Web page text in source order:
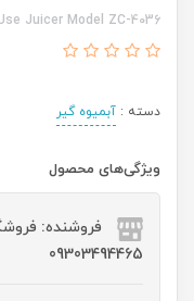
Juicer Model ZC-4036
دسته : آبمیوه گیر
ویژگی‌های محصول
فروشنده:
09303494465